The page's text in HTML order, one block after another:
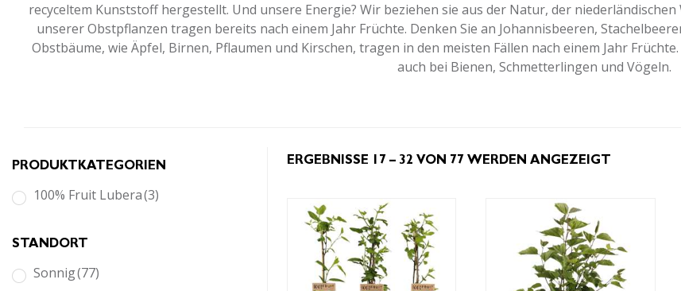
recyceltem Kunststoff hergestellt. Und unsere Energie? Wir beziehen sie aus der Natur, der
unserer Obstpflanzen tragen bereits nach einem Jahr Früchte. Denken Sie an Johannisbeeren,
Obstbäume, wie Äpfel, Birnen, Pflaumen und Kirschen, tragen in den meisten Fällen nach einem Jahr
auch bei Bienen, Schmetterlingen und Vögeln.
PRODUKTKATEGORIEN
100% Fruit Lubera(3)
STANDORT
sonnig(77)
ERGEBNISSE 17 – 32 VON 77 WERDEN ANGEZEIGT